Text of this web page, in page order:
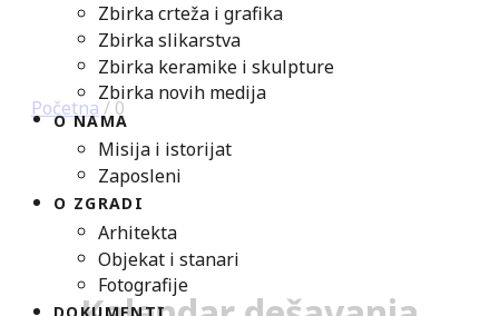
Zbirka crteža i grafika
Zbirka slikarstva
Zbirka keramike i skulpture
Zbirka novih medija
O NAMA
Misija i istorijat
Zaposleni
O ZGRADI
Arhitekta
Objekat i stanari
Fotografije
Početna / 0